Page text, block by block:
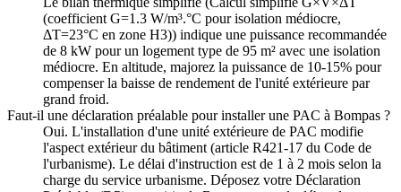
(coefficient G=1.3 W/m³.°C pour isolation médiocre,
ΔT=23°C en zone H3)) indique une puissance recommandée
de 8 kW pour un logement type de 95 m² avec une isolation
médiocre. En altitude, majorez la puissance de 10-15% pour
compenser la baisse de rendement de l'unité extérieure par
grand froid.
Faut-il une déclaration préalable pour installer une PAC à Bompas ?
Oui. L'installation d'une unité extérieure de PAC modifie
l'aspect extérieur du bâtiment (article R421-17 du Code de
l'urbanisme). Le délai d'instruction est de 1 à 2 mois selon la
charge du service urbanisme. Déposez votre Déclaration